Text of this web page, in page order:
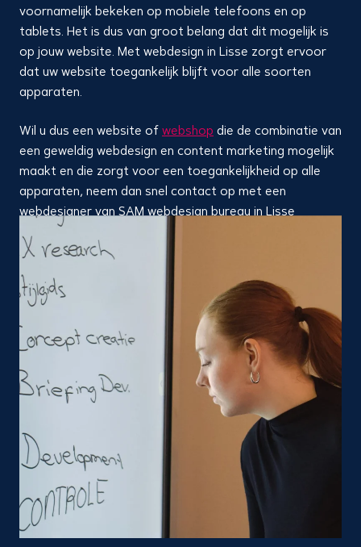
voornamelijk bekeken op mobiele telefoons en op
tablets. Het is dus van groot belang dat dit mogelijk is
op jouw website. Met webdesign in Lisse zorgt ervoor
dat uw website toegankelijk blijft voor alle soorten
apparaten.
Wil u dus een website of webshop die de combinatie van
een geweldig webdesign en content marketing mogelijk
maakt en die zorgt voor een toegankelijkheid op alle
apparaten, neem dan snel contact op met een
webdesigner van SAM webdesign bureau in Lisse